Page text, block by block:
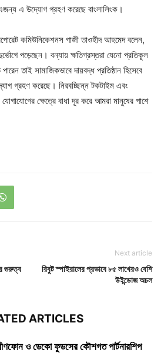
এ উদ্যোগ গ্রহণ করেছে বাংলালিংক।
কমিউনিকেশনস গাজী তাওহীদ আহমেদ বলেন,
পড়েছেন। বন্যায় ক্ষতিগ্রস্তরা যেনো প্রতিকূল
তাই সামাজিকভাবে দায়বদ্ধ প্রতিষ্ঠান হিসেবে
গ্রহণ করেছে। নিরবচ্ছিন্ন টকটাইম এবং
যোগাযোগের ক্ষেত্রে বাধা দূর করে আমরা মানুষের পাশে
গুরুত্ব
Next article
রিবুট স্পাইরালের প্রভাবে ৮৫ লাখেরও বেশি
উইন্ডোজ অচল
ARTICLES
ও ডেকো ফুডসের কৌশগত পার্টনারশিপ